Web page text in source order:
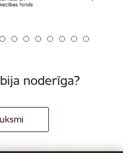
noderīga?